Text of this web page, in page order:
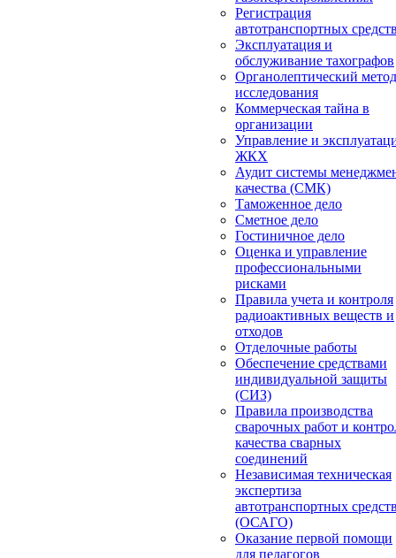
Регистрация
автотранспортных
Эксплуатация и
обслуживание тахографов
Органолептический метод
исследования
Коммерческая тайна в
организации
Управление и
ЖКХ
Аудит системы
качества (СМК)
Таможенное дело
Сметное дело
Гостиничное дело
Оценка и управление
профессиональными
рисками
Правила учета и контроля
радиоактивных веществ и
отходов
Отделочные работы
Обеспечение средствами
индивидуальной защиты
(СИЗ)
Правила производства
сварочных работ и
качества сварных
соединений
Независимая техническая
экспертиза
автотранспортных
(ОСАГО)
Оказание первой помощи
для педагогов